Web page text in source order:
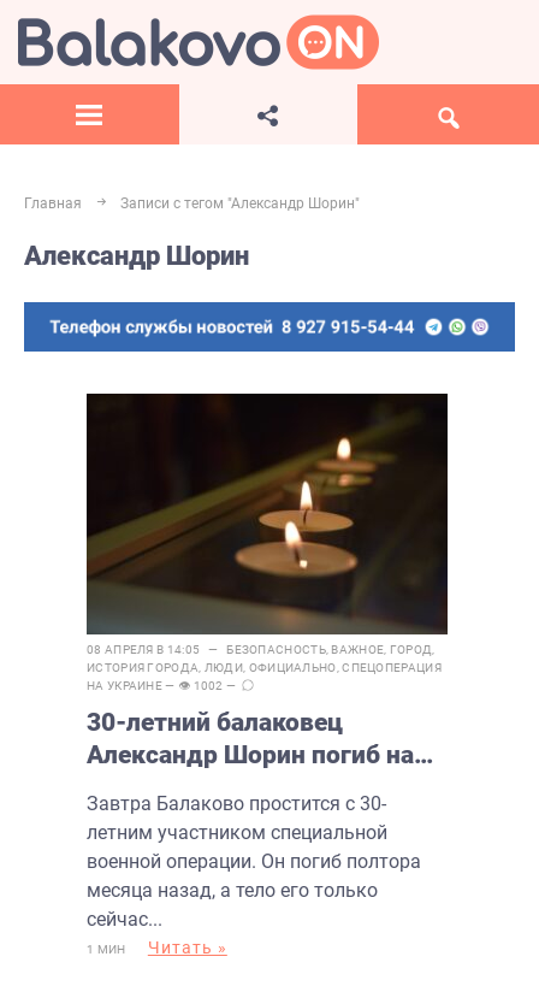
Главная Записи с тегом "Александр Шорин"
Александр Шорин
08 АПРЕЛЯ В 14:05 — БЕЗОПАСНОСТЬ, ВАЖНОЕ ГОРОД
ИСТОРИЯ ГОРОДА
ЛЮДИ ОФИЦИАЛЬНО ,СПЕЦОПЕРАЦИЯ
НА УКРАИНЕ— 👁 1002 —
30-летний балаковец
Александр Шорин погиб на
Завтра Балаково простится с 30-
летним участником специальной
военной операции. Он погиб полтора
месяца назад, а тело его только
сейчас...
1 МИН Читать »